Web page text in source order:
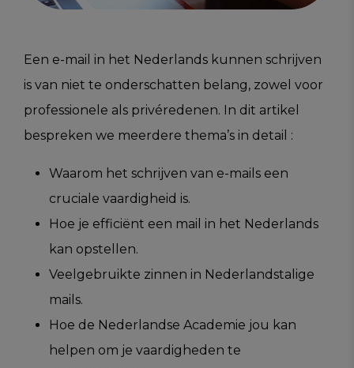
Een e-mail in het Nederlands kunnen schrijven
is van niet te onderschatten belang, zowel voor
professionele als privéredenen. In dit artikel
bespreken we meerdere thema’s in detail :
Waarom het schrijven van e-mails een
cruciale vaardigheid is.
Hoe je efficiënt een mail in het Nederlands
kan opstellen.
Veelgebruikte zinnen in Nederlandstalige
mails.
Hoe de Nederlandse Academie jou kan
helpen om je vaardigheden te